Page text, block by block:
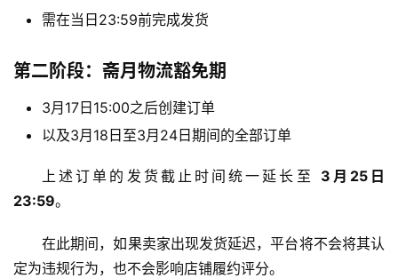
需在当日23:59前完成发货
第二阶段：斋月物流豁免期
3月17日15:00之后创建订单
以及3月18日至3月24日期间的全部订单
上述订单的发货截止时间统一延长至 3月25日
23:59。
在此期间，如果卖家出现发货延迟，平台将不会将其认
定为违规行为，也不会影响店铺履约评分。